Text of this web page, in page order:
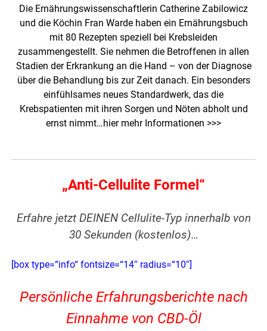
Die Ernährungswissenschaftlerin Catherine Zabilowicz
und die Köchin Fran Warde haben ein Ernährungsbuch
mit 80 Rezepten speziell bei Krebsleiden
zusammengestellt. Sie nehmen die Betroffenen in allen
Stadien der Erkrankung an die Hand – von der Diagnose
über die Behandlung bis zur Zeit danach. Ein besonders
einfühlsames neues Standardwerk, das die
Krebspatienten mit ihren Sorgen und Nöten abholt und
ernst nimmt…hier mehr Informationen >>>
„Anti-Cellulite Formel“
Erfahre jetzt DEINEN Cellulite-Typ innerhalb von
30 Sekunden (kostenlos)…
[box type=“info“ fontsize=“14″ radius=“10″]
Persönliche Erfahrungsberichte nach
Einnahme von CBD-Öl